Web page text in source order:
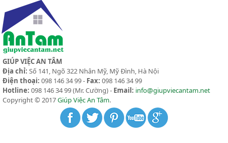
GIÚP VIỆC AN TÂM
Địa chỉ: Số 141, Ngõ 322 Nhân Mỹ, Mỹ Đình, Hà Nội
Điện thoại: 098 146 34 99 - Fax: 098 146 34 99
Hotline: 098 146 34 99(Mr. Cường) - Email: info@giupviecantam.net
Copyright © 2017Giúp Việc An Tâm.